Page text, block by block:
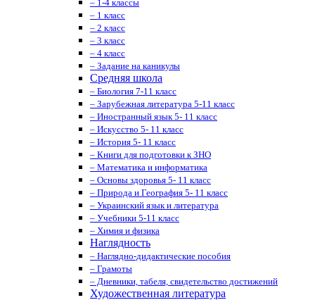
– 1-4 классы
– 1 класс
– 2 класс
– 3 класс
– 4 класс
– Задание на каникулы
Средняя школа
– Биология 7-11 класс
– Зарубежная литература 5-11 класс
– Иностранный язык 5- 11 класс
– Искусство 5- 11 класс
– История 5- 11 класс
– Книги для подготовки к ЗНО
– Математика и информатика
– Основы здоровья 5- 11 класс
– Природа и География 5- 11 класс
– Украинский язык и литература
– Учебники 5-11 класс
– Химия и физика
Наглядность
– Наглядно-дидактические пособия
– Грамоты
– Дневники, табеля, свидетельство достижений
Художественная литература